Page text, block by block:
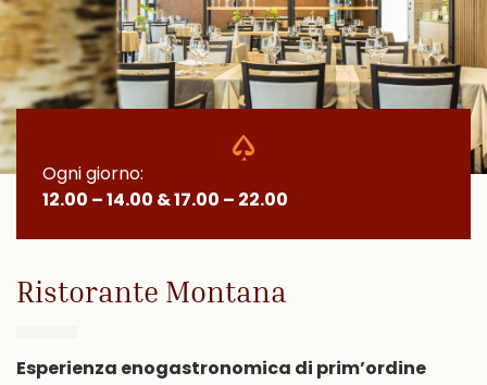
Ogni giorno:
12.00 – 14.00 & 17.00 – 22.00
Ristorante Montana
Esperienza enogastronomica di prim’ordine